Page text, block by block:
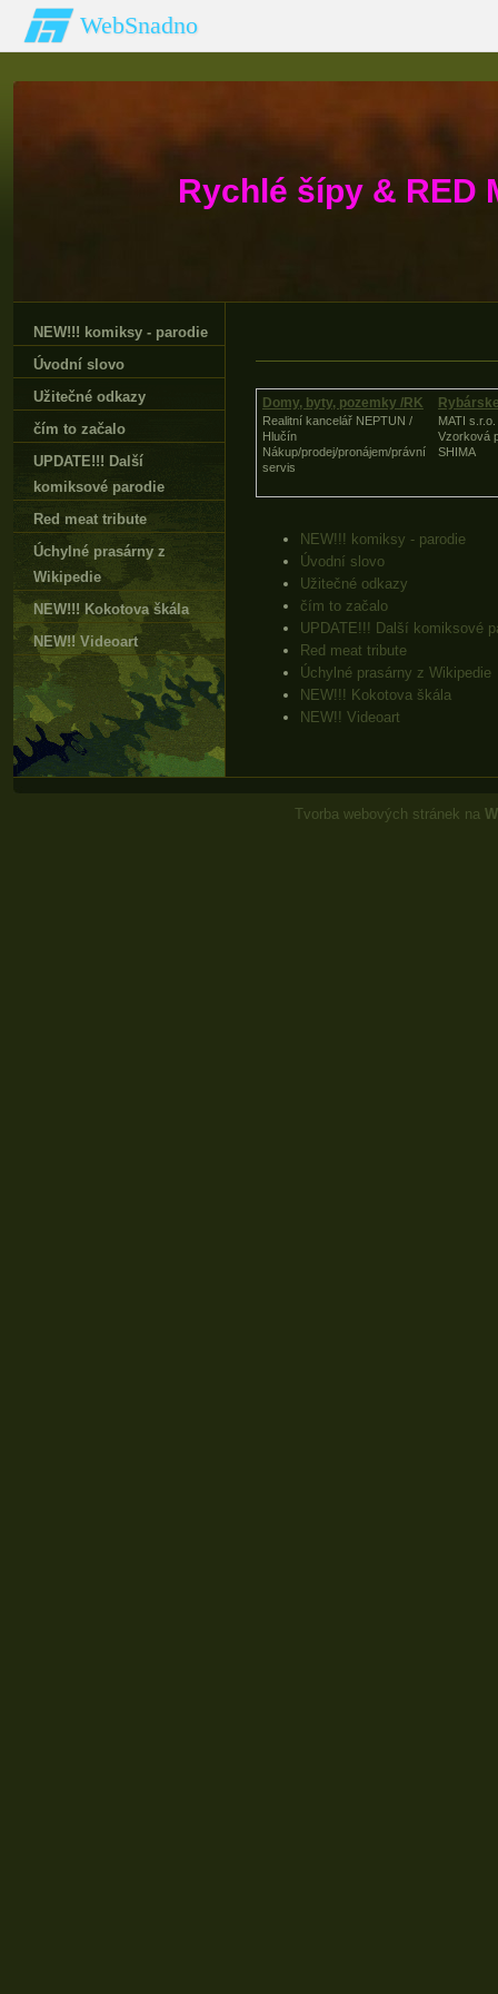
WebSnadno
Rychlé šípy & RED
Domy, byty, pozemky /RK
Realitní kancelář NEPTUN /
Hlučín
Nákup/prodej/pronájem/právní
servis
MATI
Vzorková
SHIMA
NEW!!! komiksy - parodie
Úvodní slovo
Užitečné odkazy
čím to začalo
UPDATE!!! Další komiksové
Red meat tribute
Úchylné prasárny z Wikipedie
NEW!!! Kokotova škála
NEW!! Videoart
NEW!!! komiksy - parodie
Úvodní slovo
Užitečné odkazy
čím to začalo
UPDATE!!! Další
komiksové parodie
Red meat tribute
Úchylné prasárny z
Wikipedie
NEW!!! Kokotova škála
NEW!! Videoart
Tvorba webových stránek na